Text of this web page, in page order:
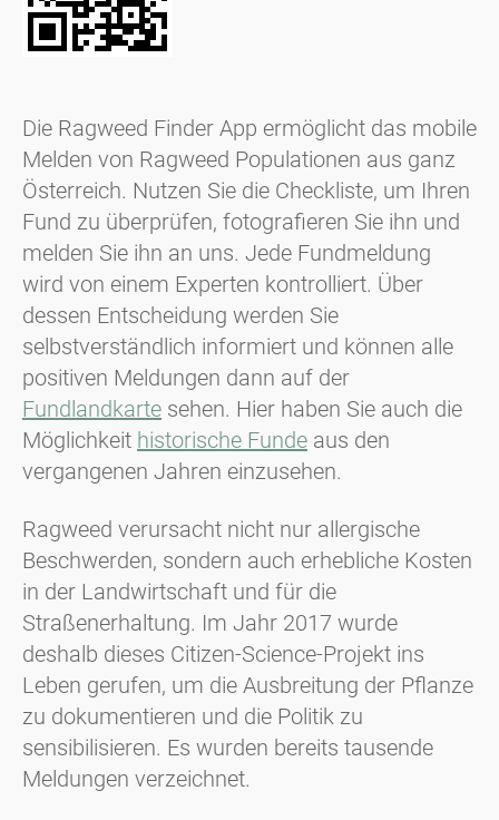
Die Ragweed Finder App ermöglicht das mobile
Melden von Ragweed Populationen aus ganz
Österreich. Nutzen Sie die Checkliste, um Ihren
Fund zu überprüfen, fotografieren Sie ihn und
melden Sie ihn an uns. Jede Fundmeldung
wird von einem Experten kontrolliert. Über
dessen Entscheidung werden Sie
selbstverständlich informiert und können alle
positiven Meldungen dann auf der
Fundlandkarte sehen. Hier haben Sie auch die
Möglichkeit historische Funde aus den
vergangenen Jahren einzusehen.
Ragweed verursacht nicht nur allergische
Beschwerden, sondern auch erhebliche Kosten
in der Landwirtschaft und für die
Straßenerhaltung. Im Jahr 2017 wurde
deshalb dieses Citizen-Science-Projekt ins
Leben gerufen, um die Ausbreitung der Pflanze
zu dokumentieren und die Politik zu
sensibilisieren. Es wurden bereits tausende
Meldungen verzeichnet.